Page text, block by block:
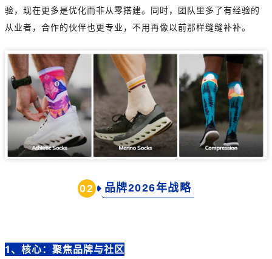
验，现在更多是优化而非从零搭建。同时，团队里多了有经验的
从业者，合作的伙伴也更专业，不用再像以前那样缝缝补补。
02 品牌2026年战略
1、核心： 聚焦品牌与社区